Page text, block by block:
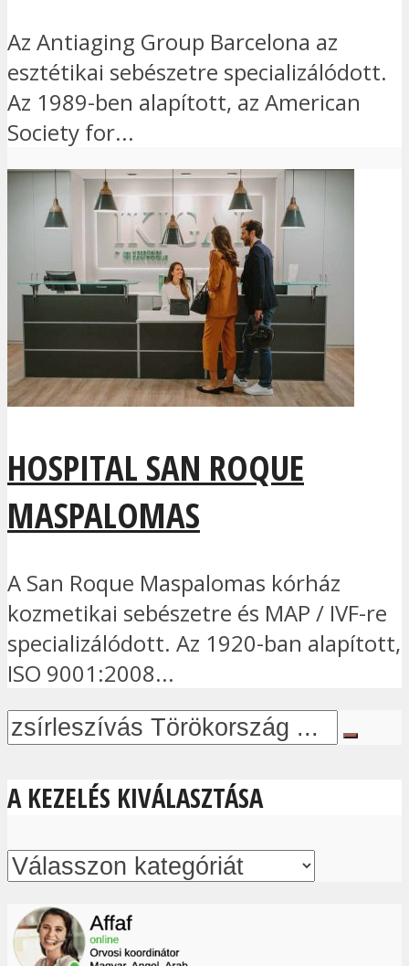
Az Antiaging Group Barcelona az
esztétikai sebészetre specializálódott.
Az 1989-ben alapított, az American
Society for...
HOSPITAL SAN ROQUE
MASPALOMAS
A San Roque Maspalomas kórház
kozmetikai sebészetre és MAP / IVF-re
specializálódott. Az 1920-ban alapított,
ISO 9001:2008...
A KEZELÉS KIVÁLASZTÁSA